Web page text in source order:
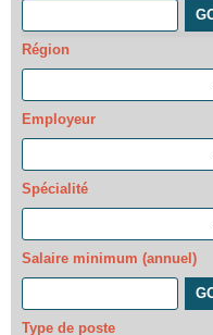
Région
Employeur
Spécialité
Salaire minimum (annuel)
Type de poste